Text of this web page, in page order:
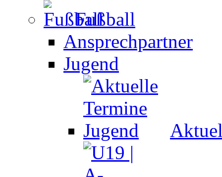
Fußball
Ansprechpartner
Jugend